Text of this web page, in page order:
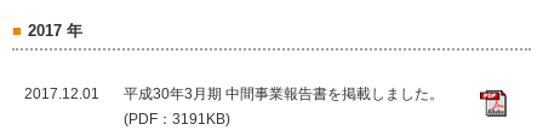
2017 年
2017.12.01
平成30年3月期 中間事業報告書を掲載しました。
(PDF：3191KB)